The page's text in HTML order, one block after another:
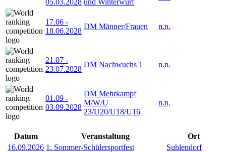
17.06 -
18.06.2028
DM Männer/Frauen n.n.
21.07 -
23.07.2028
DM Nachwuchs 1 n.n.
01.09 -
03.09.2028
DM Mehrkampf
M/W/U
23/U20/U18/U16
n.n.
Datum Veranstaltung
Ort
16.09.2026 1. Sommer-Schülersportfest
Suhlendorf